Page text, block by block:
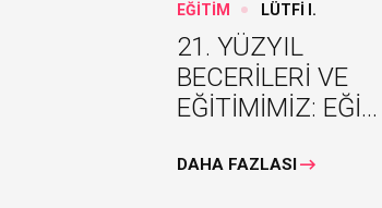
EĞİTİM LÜTFİ I.
21. YÜZYIL
BECERİLERİ VE
EĞİTİMİMİZ: EĞİ...
DAHA FAZLASI